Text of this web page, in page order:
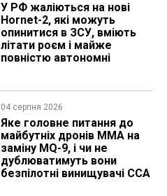
У РФ жаліються на нові
Hornet-2, які можуть
опинитися в ЗСУ, вміють
літати роєм і майже
повністю автономні
04 серпня 2026
Яке головне питання до
майбутніх дронів MMA на
заміну MQ-9, і чи не
дублюватимуть вони
безпілотні винищувачі CCA